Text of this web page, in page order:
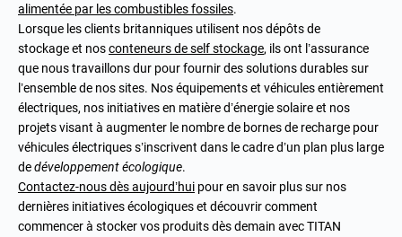
alimentée par les combustibles fossiles.
Lorsque les clients britanniques utilisent nosdépôts de
stockageet nosconteneurs de self stockage, ils ont l’assurance
que nous travaillons dur pour fournir des solutions durables sur
l’ensemble de nos sites. Nos équipements et véhicules entièrement
électriques, nos initiatives en matière d’énergie solaire et nos
projets visant à augmenter le nombre de bornes de recharge pour
véhicules électriques s’inscrivent dans le cadre d’un plan plus large
dedéveloppement écologique.
Contactez-nous dès aujourd’hui pour en savoir plus sur nos
dernières initiatives écologiques et découvrir comment
commencer à stocker vos produits dès demain avec TITAN